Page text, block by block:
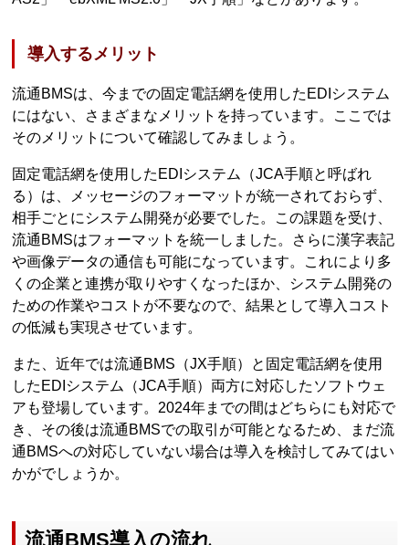
導入するメリット
流通BMSは、今までの固定電話網を使用したEDIシステム
にはない、さまざまなメリットを持っています。ここでは
そのメリットについて確認してみましょう。
固定電話網を使用したEDIシステム（JCA手順と呼ばれ
る）は、メッセージのフォーマットが統一されておらず、
相手ごとにシステム開発が必要でした。この課題を受け、
流通BMSはフォーマットを統一しました。さらに漢字表記
や画像データの通信も可能になっています。これにより多
くの企業と連携が取りやすくなったほか、システム開発の
ための作業やコストが不要なので、結果として導入コスト
の低減も実現させています。
また、近年では流通BMS（JX手順）と固定電話網を使用
したEDIシステム（JCA手順）両方に対応したソフトウェ
アも登場しています。2024年までの間はどちらにも対応で
き、その後は流通BMSでの取引が可能となるため、まだ流
通BMSへの対応していない場合は導入を検討してみてはい
かがでしょうか。
流通BMS導入の流れ